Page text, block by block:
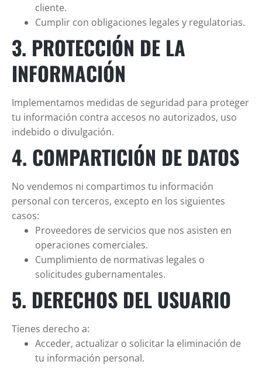
cliente.
Cumplir con obligaciones legales y regulatorias.
3. PROTECCIÓN DE LA
INFORMACIÓN
Implementamos medidas de seguridad para proteger
tu información contra accesos no autorizados, uso
indebido o divulgación.
4. COMPARTICIÓN DE DATOS
No vendemos ni compartimos tu información
personal con terceros, excepto en los siguientes
casos:
Proveedores de servicios que nos asisten en
operaciones comerciales.
Cumplimiento de normativas legales o
solicitudes gubernamentales.
5. DERECHOS DEL USUARIO
Tienes derecho a:
Acceder, actualizar o solicitar la eliminación de
tu información personal.